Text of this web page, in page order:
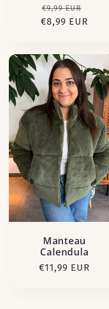
Prix
habituel
€9,99 EUR
€8,99 EUR
Manteau
Calendula
Prix
€11,99 EUR